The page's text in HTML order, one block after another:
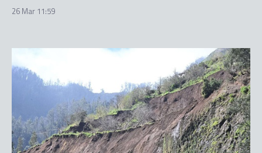
26 Mar 11:59